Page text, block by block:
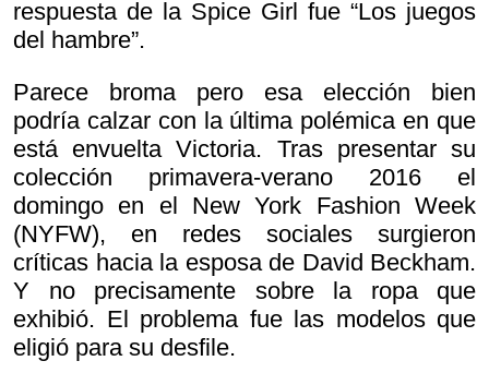
respuesta de la Spice Girl fue “Los juegos
del hambre”.
Parece broma pero esa elección bien
podría calzar con la última polémica en que
está envuelta Victoria. Tras presentar su
colección primavera-verano 2016 el
domingo en el New York Fashion Week
(NYFW), en redes sociales surgieron
críticas hacia la esposa de David Beckham.
Y no precisamente sobre la ropa que
exhibió. El problema fue las modelos que
eligió para su desfile.